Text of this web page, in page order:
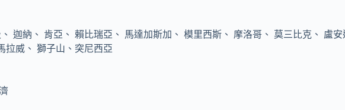
迦納、 肯亞、 賴比瑞亞、 馬達加斯加、 模里西斯、 摩洛哥、 莫三比克、 盧
拉威、 獅子山、突尼西亞